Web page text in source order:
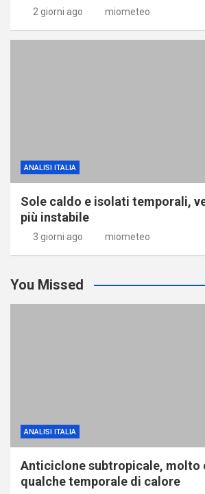
2 giorni ago miometeo
ANALISI ITALIA
Sole caldo e isolati temporali,
più instabile
3 giorni ago miometeo
You Missed
ANALISI ITALIA
Anticiclone subtropicale, molto
qualche temporale di calore